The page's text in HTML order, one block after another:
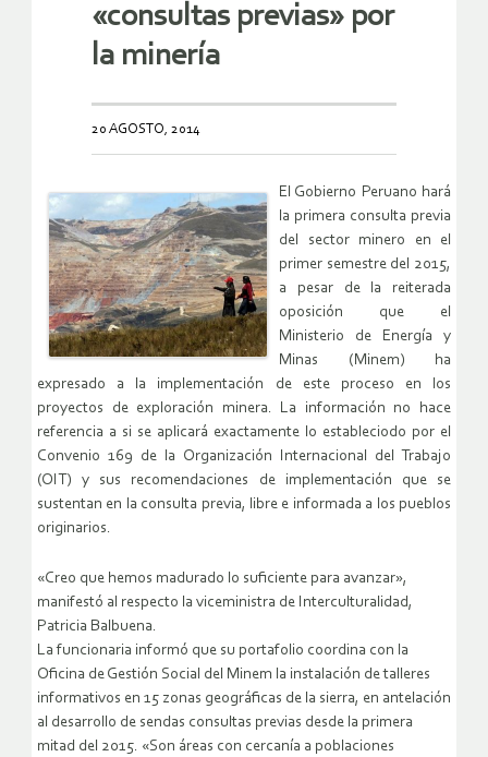
«consultas previas» por
la minería
20 AGOSTO, 2014
El Gobierno Peruano hará
la primera consulta previa
del sector minero en el
primer semestre del 2015,
a pesar de la reiterada
oposición que el
Ministerio de Energía y
Minas (Minem) ha
expresado a la implementación de este proceso en los
proyectos de exploración minera. La información no hace
referencia a si se aplicará exactamente lo estableciodo por el
Convenio 169 de la Organización Internacional del Trabajo
(OIT) y sus recomendaciones de implementación que se
sustentan en la consulta previa, libre e informada a los pueblos
originarios.
«Creo que hemos madurado lo suficiente para avanzar»,
manifestó al respecto la viceministra de Interculturalidad,
Patricia Balbuena.
La funcionaria informó que su portafolio coordina con la
Oficina de Gestión Social del Minem la instalación de talleres
informativos en 15 zonas geográficas de la sierra, en antelación
al desarrollo de sendas consultas previas desde la primera
mitad del 2015. «Son áreas con cercanía a poblaciones